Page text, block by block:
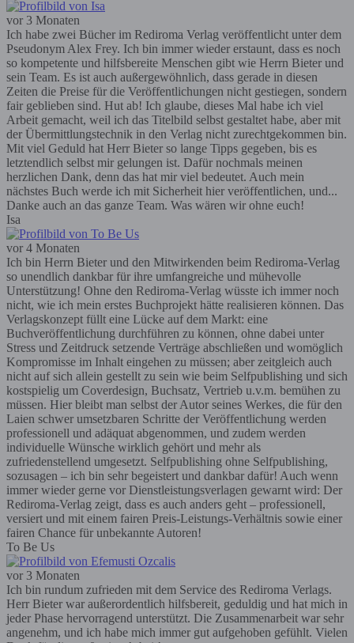
vor 3 Monaten
Ich habe zwei Bücher im Rediroma Verlag veröffentlicht unter dem
Pseudonym Alex Frey. Ich bin immer wieder erstaunt, dass es noch
so kompetente und hilfsbereite Menschen gibt wie Herrn Bieter und
sein Team. Es ist auch außergewöhnlich, dass gerade in diesen
Zeiten die Preise für die Veröffentlichungen nicht gestiegen, sondern
fair geblieben sind. Hut ab! Ich glaube, dieses Mal habe ich viel
Arbeit gemacht, weil ich das Titelbild selbst gestaltet habe, aber mit
der Übermittlungstechnik in den Verlag nicht zurechtgekommen bin.
Mit viel Geduld hat Herr Bieter so lange Tipps gegeben, bis es
letztendlich selbst mir gelungen ist. Dafür nochmals meinen
herzlichen Dank, denn das hat mir viel bedeutet. Auch mein
nächstes Buch werde ich mit Sicherheit hier veröffentlichen, und...
Danke auch an das ganze Team. Was wären wir ohne euch!
Isa
vor 4 Monaten
Ich bin Herrn Bieter und den Mitwirkenden beim Rediroma-Verlag
so unendlich dankbar für ihre umfangreiche und mühevolle
Unterstützung! Ohne den Rediroma-Verlag wüsste ich immer noch
nicht, wie ich mein erstes Buchprojekt hätte realisieren können. Das
Verlagskonzept füllt eine Lücke auf dem Markt: eine
Buchveröffentlichung durchführen zu können, ohne dabei unter
Stress und Zeitdruck setzende Verträge abschließen und womöglich
Kompromisse im Inhalt eingehen zu müssen; aber zeitgleich auch
nicht auf sich allein gestellt zu sein wie beim Selfpublishing und sich
kostspielig um Coverdesign, Buchsatz, Vertrieb u.v.m. bemühen zu
müssen. Hier bleibt man selbst der Autor seines Werkes, die für den
Laien schwer umsetzbaren Schritte der Veröffentlichung werden
professionell und adäquat abgenommen, und zudem werden
individuelle Wünsche wirklich gehört und mehr als
zufriedenstellend umgesetzt. Selfpublishing ohne Selfpublishing,
sozusagen – ich bin sehr begeistert und dankbar dafür! Auch wenn
immer wieder gerne vor Dienstleistungsverlagen gewarnt wird: Der
Rediroma-Verlag zeigt, dass es auch anders geht – professionell,
versiert und mit einem fairen Preis-Leistungs-Verhältnis sowie einer
fairen Chance für unbekannte Autoren!
To Be Us
vor 3 Monaten
Ich bin rundum zufrieden mit dem Service des Rediroma Verlags.
Herr Bieter war außerordentlich hilfsbereit, geduldig und hat mich in
jeder Phase hervorragend unterstützt. Die Zusammenarbeit war sehr
angenehm, und ich habe mich immer gut aufgehoben gefühlt. Vielen